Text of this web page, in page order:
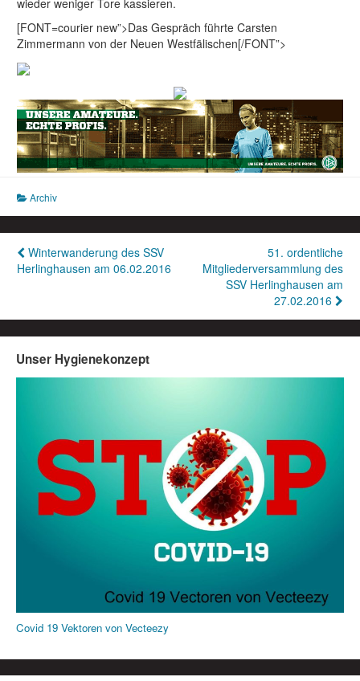
[FONT=courier new”>Das Gespräch führte Carsten
Zimmermann von der Neuen Westfälischen[/FONT”>
Archiv
Beitragsnavigation
Winterwanderung des SSV
Herlinghausen am 06.02.2016
51. ordentliche
Mitgliederversammlung des
SSV Herlinghausen am
27.02.2016
Unser Hygienekonzept
Covid 19 Vektoren von Vecteezy